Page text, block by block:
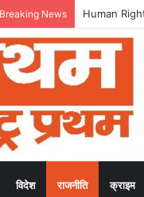
Breaking News एवनली
विदेश राजनीति क्राइम